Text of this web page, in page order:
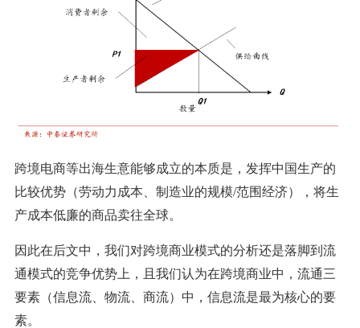
跨境电商等出海生意能够成立的本质是，发挥中国生产的
比较优势（劳动力成本、制造业的规模/范围经济），将生
产成本低廉的商品卖往全球。
因此在后文中，我们对跨境商业模式的分析还是落脚到流
通模式的竞争优势上，且我们认为在跨境商业中，流通三
要素（信息流、物流、商流）中，信息流是最为核心的要
素。